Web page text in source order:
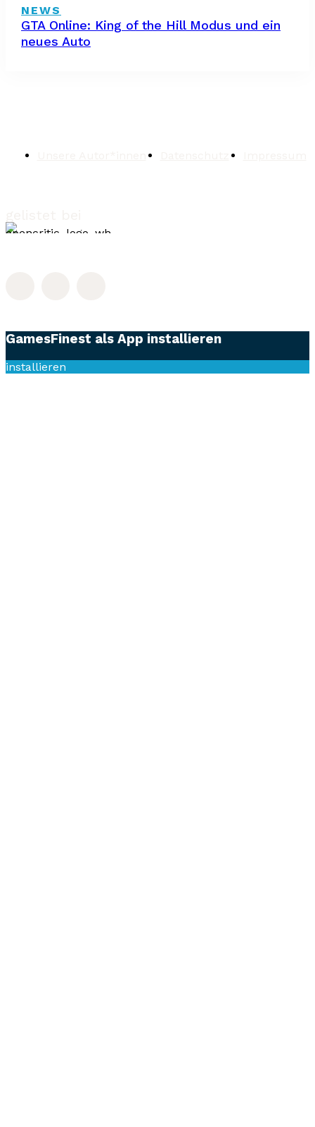
NEWS
GTA Online: King of the Hill Modus und ein
neues Auto
GamesFinest als App installieren
installieren